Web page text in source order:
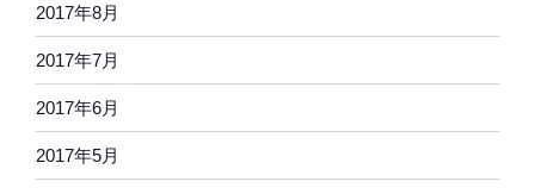
2017年8月
2017年7月
2017年6月
2017年5月